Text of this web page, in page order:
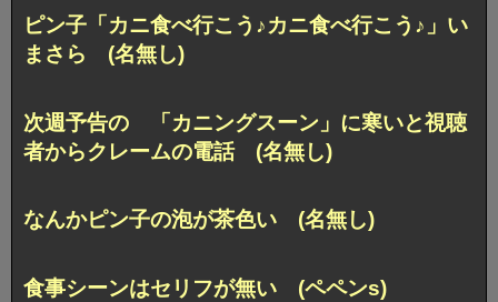
ピン子「カニ食べ行こう♪カニ食べ行こう♪」い
まさら (名無し)
次週予告の 「カニングスーン」に寒いと視聴
者からクレームの電話 (名無し)
なんかピン子の泡が茶色い (名無し)
食事シーンはセリフが無い (ペペンs)